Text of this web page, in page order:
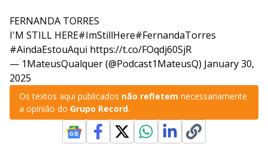
FERNANDA TORRES
I'M STILL HERE#ImStillHere#FernandaTorres
#AindaEstouAqui https://t.co/FOqdj60SjR
— 1MateusQualquer (@Podcast1MateusQ) January 30,
2025
Os textos aqui publicados não refletem necessariamente
a opinião do Grupo Record.